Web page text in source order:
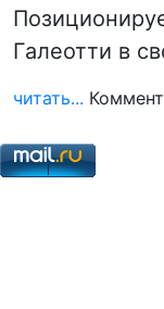
Галеотти в
читать...